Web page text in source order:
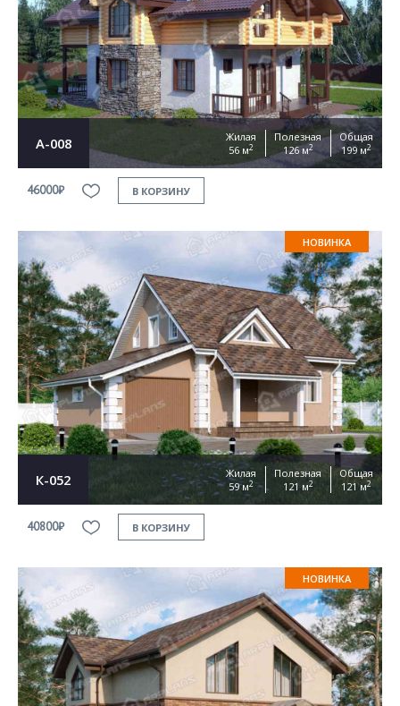
А-008
Жилая
56 м2
Полезная
126 м2
Общая
199 м2
46000₽ В КОРЗИНУ
НОВИНКА
К-052
Жилая
59 м2
Полезная
121 м2
Общая
121 м2
40800₽ В КОРЗИНУ
НОВИНКА